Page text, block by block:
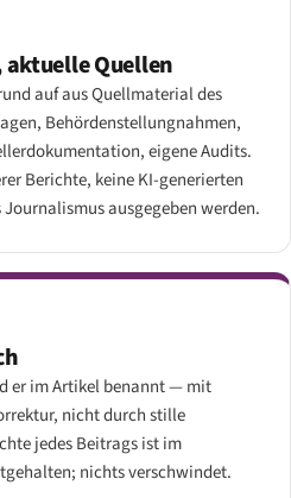
Quellen
auf aus Quellmaterial des
Behördenstellungnahmen,
eigene Audits.
Berichte, keine KI-generierten
ausgegeben werden.
er im Artikel benannt — mit
nicht durch stille
jedes Beitrags ist im
nichts verschwindet.